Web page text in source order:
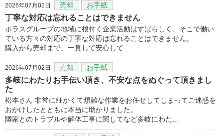
2026年07月02日 売却 お手紙
丁寧な対応は忘れることはできません
ポラスグループの地域に根付く企業活動はすばらしく、そこで働い
ている方々の対応の丁寧な対応は忘れることはできません。
購入から売却まで、一貫して安心して…
2026年07月02日 売却 お手紙
多岐にわたりお手伝い頂き、不安な点をぬぐって頂きまし
た
松本さん 非常に細かくて煩雑な作業をお任せしてしまってご迷惑を
おかけしたとともに本当に助かりました。
隣家とのトラブルや解体工事に関してなど多岐にわた…